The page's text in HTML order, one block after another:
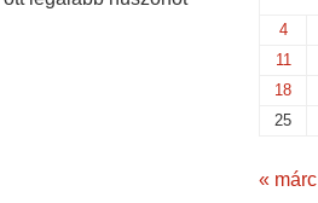
4
11
18
25
« márc